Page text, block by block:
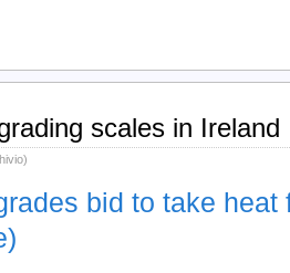
scales in Ireland
bid to take heat